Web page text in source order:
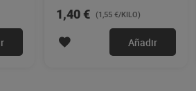
1,40 € (1,55 €/KILO)
Añadir